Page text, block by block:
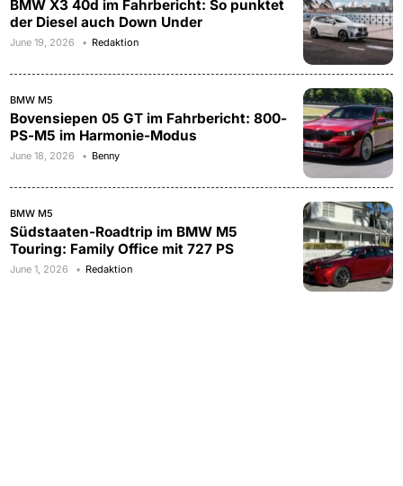
BMW X3 40d im Fahrbericht: So punktet
der Diesel auch Down Under
June 19, 2026 Redaktion
BMW M5
Bovensiepen 05 GT im Fahrbericht: 800-
PS-M5 im Harmonie-Modus
June 18, 2026 Benny
BMW M5
Südstaaten-Roadtrip im BMW M5
Touring: Family Office mit 727 PS
June 1, 2026 Redaktion